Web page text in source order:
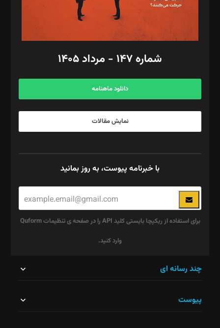
گرافیک و صفحه‌آرایی: سید‌سبحان‌علی ثابت
مد‌یر توسعه تجاری: کامبیز برید‌
امور مالی: شاپور رهبری، محمد‌ کاظمی‌نیا
آگهی و مشترکین: ۰۹۱۹۹۹۹۰۴۵۴
شماره ۱۴۷ - مرداد ۱۴۰۵
دانلود ماهنامه
نمایش مقالات
با خبرنامه پیوست، به روز بمانید
برای استفاده از ریکپچا بایستی کلید API را در صفحه ی تنظیمات Quform
وارد کنید.
نباید
چند رسانه ای
پیوست